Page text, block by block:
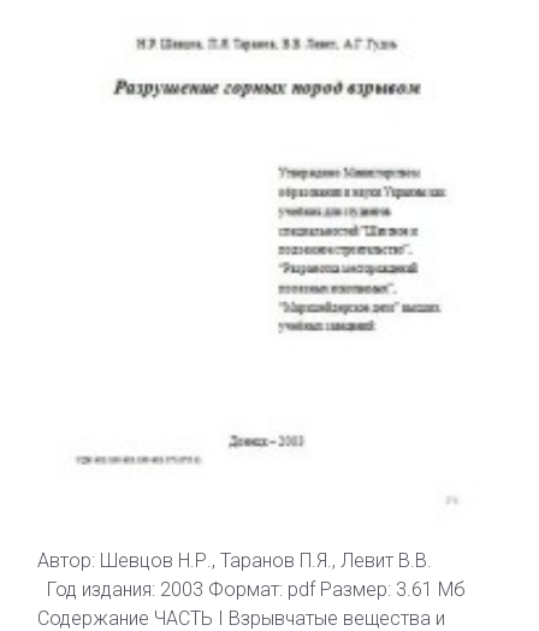
Автор: Шевцов Н.Р., Таранов П.Я., Левит В.В.
Год издания: 2003 Формат: pdf Размер: 3.61 Мб
Содержание ЧАСТЬ I Взрывчатые вещества и